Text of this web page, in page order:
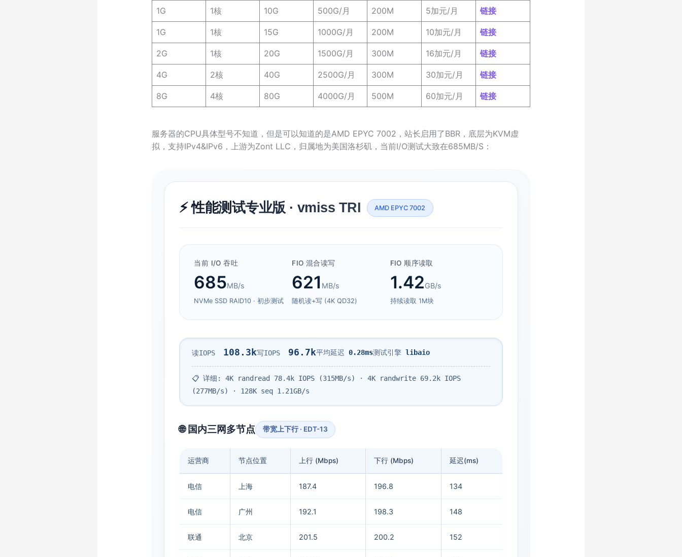
1G 1核 10G 500G/月 200M 5加元/月 链接
1G 1核 15G 1000G/月 200M 10加元/月 链接
2G 1核 20G 1500G/月 300M 16加元/月 链接
4G 2核 40G 2500G/月 300M 30加元/月 链接
8G 4核 80G 4000G/月 500M 60加元/月 链接
服务器的CPU具体型号不知道，但是可以知道的是AMD EPYC 7002，站长启用了BBR，底层为KVM虚
拟，支持IPv4&IPv6，上游为Zont LLC，归属地为美国洛杉矶，当前I/O测试大致在685MB/S：
⚡ 性能测试专业版 · vmiss TRI AMD EPYC 7002
当前 I/O 吞吐
685MB/s
NVMe SSD RAID10 · 初步测试
FIO 混合读写
621 MB/s
随机读+写 (4K QD32)
FIO 顺序读取
1.42GB/s
持续读取 1M块
读IOPS 108.3k写IOPS 96.7k平均延迟 0.28ms测试引擎 libaio
📋 详细: 4K randread 78.4k IOPS (315MB/s) · 4K randwrite 69.2k IOPS
(277MB/s) · 128K seq 1.21GB/s
🌐 国内三网多节点 带宽上下行 · EDT-13
运营商 节点位置 上行 (Mbps) 下行 (Mbps) 延迟(ms)
电信 上海 187.4 196.8 134
电信 广州 192.1 198.3 148
联通 北京 201.5 200.2 152